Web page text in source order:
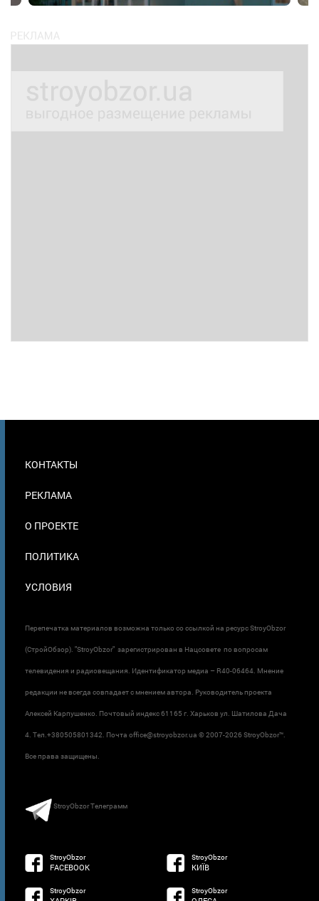
В
КОНТАКТЫ
РЕКЛАМА
О ПРОЕКТЕ
ПОЛИТИКА
УСЛОВИЯ
Перепечатка материалов возможна только со ссылкой на ресурс StroyObzor
(СтройОбзор). "StroyObzor" зарегистрирован в Нацсовете по вопросам
телевидения и радиовещания. Идентификатор медиа – R40-06464. Мнение
редакции не всегда совпадает с мнением автора. Руководитель проекта
Алексей Карпушенко. Почтовый индекс 61165 г. Харьков ул. Шатилова Дача
4. Тел.+380505801342. Почта office@stroyobzor.ua © 2007-2026 StroyObzor™.
Все права защищены.
StroyObzor Телеграмм
StroyObzor
FACEBOOK
StroyObzor
КИЇВ
StroyObzor StroyObzor